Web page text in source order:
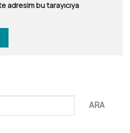
adresim bu tarayıcıya
ARA